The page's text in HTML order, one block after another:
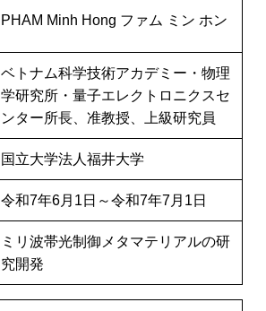
PHAM Minh Hong ファム ミン ホン
ベトナム科学技術アカデミー・物理
学研究所・量子エレクトロニクスセ
ンター所長、准教授、上級研究員
国立大学法人福井大学
令和7年6月1日～令和7年7月1日
ミリ波帯光制御メタマテリアルの研
究開発